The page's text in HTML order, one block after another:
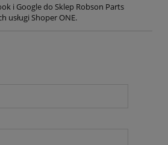
i Google do Sklep Robson Parts
usługi Shoper ONE.